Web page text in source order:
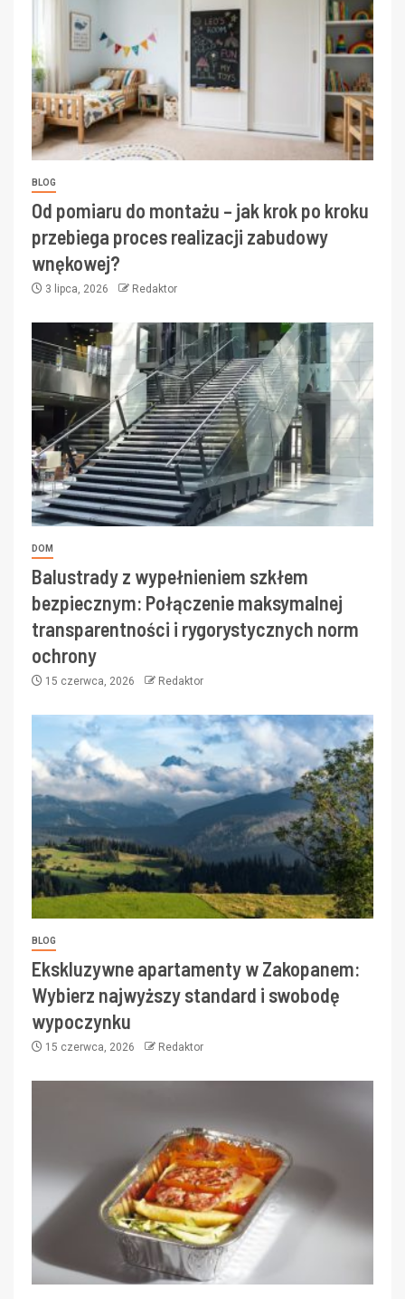
BLOG
Od pomiaru do montażu – jak krok po kroku
przebiega proces realizacji zabudowy
wnękowej?
3 lipca, 2026 Redaktor
DOM
Balustrady z wypełnieniem szkłem
bezpiecznym: Połączenie maksymalnej
transparentności i rygorystycznych norm
ochrony
15 czerwca, 2026 Redaktor
BLOG
Ekskluzywne apartamenty w Zakopanem:
Wybierz najwyższy standard i swobodę
wypoczynku
15 czerwca, 2026 Redaktor